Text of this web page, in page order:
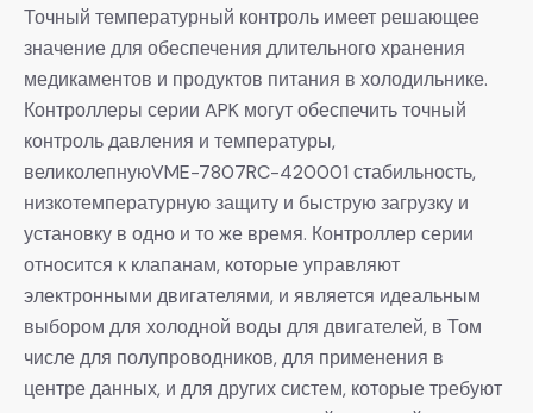
Точный температурный контроль имеет решающее
значение для обеспечения длительного хранения
медикаментов и продуктов питания в холодильнике.
Контроллеры серии APK могут обеспечить точный
контроль давления и температуры,
великолепнуюVME-7807RC-420001 стабильность,
низкотемпературную защиту и быструю загрузку и
установку в одно и то же время. Контроллер серии
относится к клапанам, которые управляют
электронными двигателями, и является идеальным
выбором для холодной воды для двигателей, в Том
числе для полупроводников, для применения в
центре данных, и для других систем, которые требуют